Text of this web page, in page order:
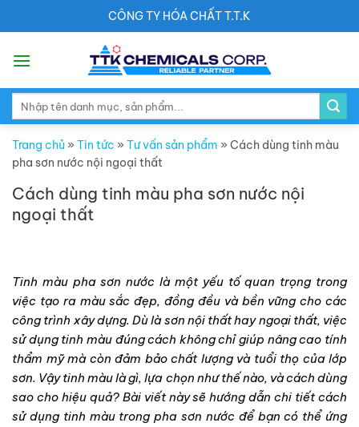
to
CÔNG TY HÓA CHẤT T.T.K
Trang chủ » Tin tức » Tư vấn sản phẩm » Cách dùng tinh màu
pha sơn nước nội ngoại thất
Cách dùng tinh màu pha sơn nước nội
ngoại thất
Tinh màu pha sơn nước là một yếu tố quan trọng trong
việc tạo ra màu sắc đẹp, đồng đều và bền vững cho các
công trình xây dựng. Dù là sơn nội thất hay ngoại thất, việc
sử dụng tinh màu đúng cách không chỉ giúp nâng cao tính
thẩm mỹ mà còn đảm bảo chất lượng và tuổi thọ của lớp
sơn. Vậy tinh màu là gì, lựa chọn như thế nào, và cách dùng
sao cho hiệu quả? Bài viết này sẽ hướng dẫn chi tiết cách
sử dụng tinh màu trong pha sơn nước để bạn có thể ứng